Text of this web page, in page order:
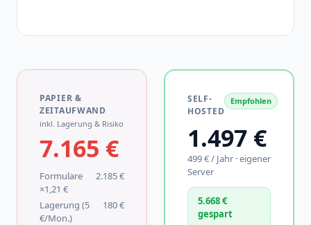
PAPIER &
ZEITAUFWAND
inkl. Lagerung & Risiko
7.165 €
Formulare
×1,21 €
2.185 €
Lagerung (5
€/Mon.)
180 €
SELF-
HOSTED
Empfohlen
1.497 €
499 € / Jahr · eigener
Server
5.668 €
gespart